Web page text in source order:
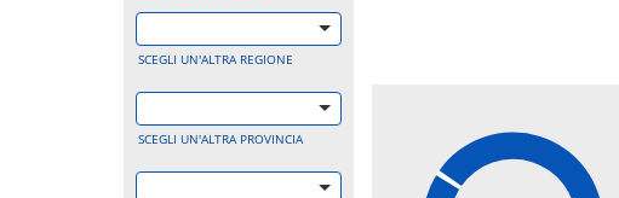
SCEGLI UN'ALTRA REGIONE
SCEGLI UN'ALTRA PROVINCIA